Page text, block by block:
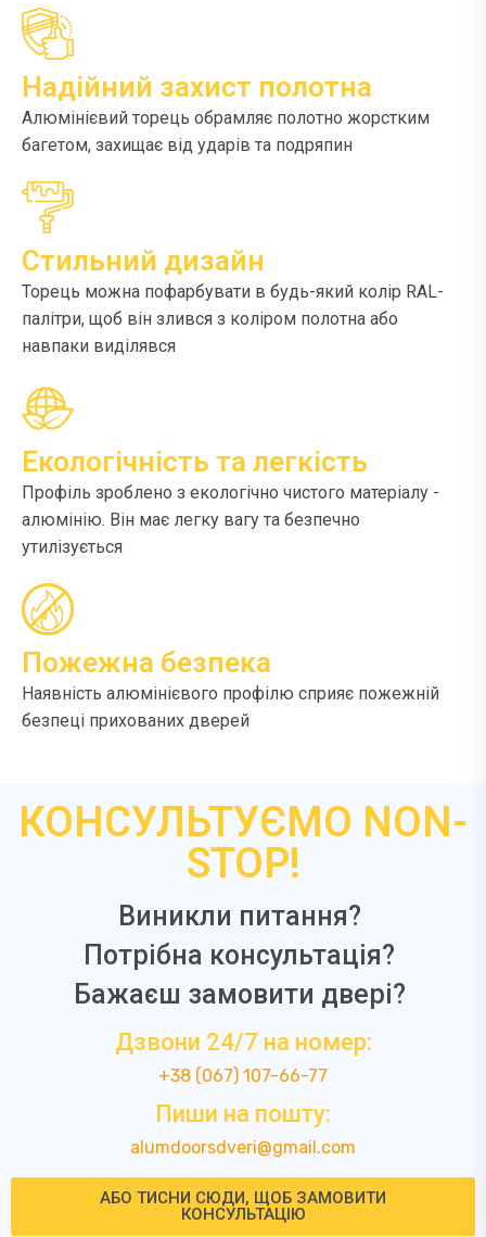
Надійний захист полотна
Алюмінієвий торець обрамляє полотно жорстким
багетом, захищає від ударів та подряпин
Стильний дизайн
Торець можна пофарбувати в будь-який колір RAL-
палітри, щоб він злився з коліром полотна або
навпаки виділявся
Екологічність та легкість
Профіль зроблено з екологічно чистого матеріалу -
алюмінію. Він має легку вагу та безпечно
утилізується
Пожежна безпека
Наявність алюмінієвого профілю сприяє пожежній
безпеці прихованих дверей
КОНСУЛЬТУЄМО NON-
STOP!
Виникли питання?
Потрібна консультація?
Бажаєш замовити двері?
Дзвони 24/7 на номер:
+38 (067) 107-66-77
Пиши на пошту:
alumdoorsdveri@gmail.com
АБО ТИСНИ СЮДИ, ЩОБ ЗАМОВИТИ
КОНСУЛЬТАЦІЮ